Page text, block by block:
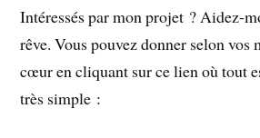
Intéressés par mon projet ? Aidez-
rêve. Vous pouvez donner selon vos
cœur en cliquant sur ce lien où tout
très simple :